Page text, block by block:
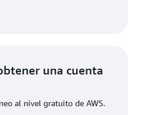
una cuenta
al nivel gratuito de AWS.